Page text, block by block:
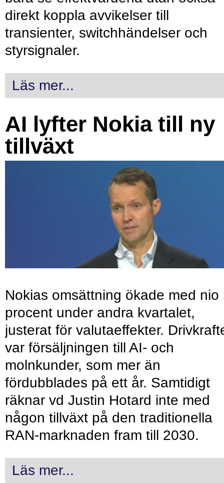
direkt koppla avvikelser till
transienter, switchhändelser och
styrsignaler.
Läs mer...
AI lyfter Nokia till ny
tillväxt
Nokias omsättning ökade med nio
procent under andra kvartalet,
justerat för valutaeffekter.
var försäljningen till AI- och
molnkunder, som mer än
fördubblades på ett år. Samtidigt
räknar vd Justin Hotard inte med
någon tillväxt på den traditionella
RAN-marknaden fram till 2030.
Läs mer...